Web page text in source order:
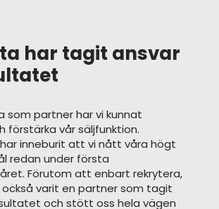
har tagit ansvar
som partner har vi kunnat
förstärka vår säljfunktion.
inneburit att vi nått våra högt
redan under första
Förutom att enbart rekrytera,
varit en partner som tagit
och stött oss hela vägen